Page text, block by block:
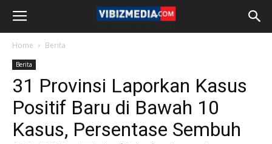
Home Berita
Berita
31 Provinsi Laporkan Kasus
Positif Baru di Bawah 10
Kasus, Persentase Sembuh